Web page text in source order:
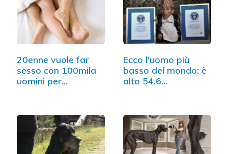
20enne vuole far
sesso con 100mila
uomini per…
Ecco l'uomo più
basso del mondo: è
alto 54,6…